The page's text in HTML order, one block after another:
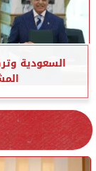
السعودية